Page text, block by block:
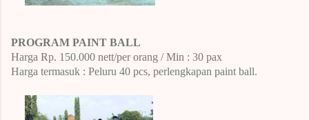
PROGRAM PAINT BALL
Harga Rp. 150.000 nett/per orang / Min : 30 pax
Harga termasuk : Peluru 40 pcs, perlengkapan paint ball.